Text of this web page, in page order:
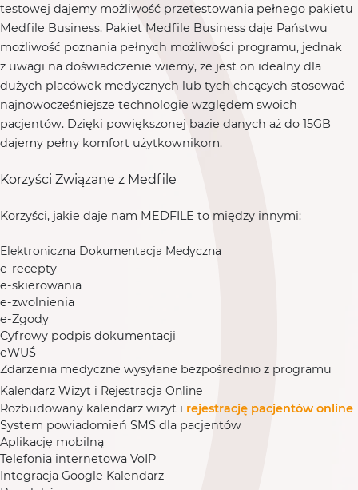
testowej dajemy możliwość przetestowania pełnego pakietu
Medfile Business. Pakiet Medfile Business daje Państwu
możliwość poznania pełnych możliwości programu, jednak
z uwagi na doświadczenie wiemy, że jest on idealny dla
dużych placówek medycznych lub tych chcących stosować
najnowocześniejsze technologie względem swoich
pacjentów. Dzięki powiększonej bazie danych aż do 15GB
dajemy pełny komfort użytkownikom.
Korzyści Związane z Medfile
Korzyści, jakie daje nam MEDFILE to między innymi:
Elektroniczna Dokumentacja Medyczna
e-recepty
e-skierowania
e-zwolnienia
e-Zgody
Cyfrowy podpis dokumentacji
eWUŚ
Zdarzenia medyczne wysyłane bezpośrednio z programu
Kalendarz Wizyt i Rejestracja Online
Rozbudowany kalendarz wizyt i rejestrację pacjentów online
System powiadomień SMS dla pacjentów
Aplikację mobilną
Telefonia internetowa VoIP
Integracja Google Kalendarz